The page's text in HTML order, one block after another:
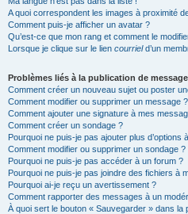
A quoi correspondent les images à proximité
Comment puis-je afficher un avatar ?
Qu’est-ce que mon rang et comment le
Lorsque je clique sur le lien courrield’un
Problèmes liés à la publication de
Comment créer un nouveau sujet ou poster
Comment modifier ou supprimer un message ?
Comment ajouter une signature à mes
Comment créer un sondage ?
Pourquoi ne puis-je pas ajouter plus d’options
Comment modifier ou supprimer un sondage ?
Pourquoi ne puis-je pas accéder à un forum ?
Pourquoi ne puis-je pas joindre des fichiers à
Pourquoi ai-je reçu un avertissement ?
Comment rapporter des messages à un
À quoi sert le bouton « Sauvegarder » dans la